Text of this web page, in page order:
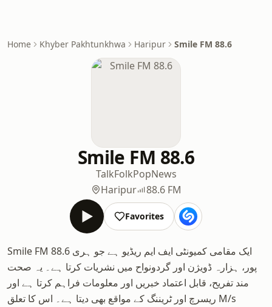
Home Khyber Pakhtunkhwa Haripur Smile FM 88.6
Smile FM 88.6
TalkFolkPopNews
Haripur
88.6 FM
Favorites
Smile FM 88.6 ایک مقامی کمیونٹی ایف ایم ریڈیو ہے جو ہری
پور، ہزارہ ڈویژن اور گردونواح میں نشریات کرتا ہے۔ یہ صحت
مند تفریح، قابل اعتماد خبریں اور معلومات فراہم کرتا ہے اور
ریسرچ اور ٹریننگ کے مواقع بھی دیتا ہے۔ اس کا تعلق M/s